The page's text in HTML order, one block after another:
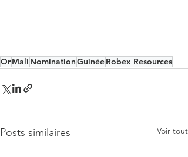
OrMali NominationGuinéeRobex Resources
Posts similaires Voir tout